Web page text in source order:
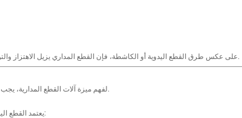
على عكس طرق القطع اليدوية أو الكاشطة، فإن القطع المداري يزيل الاهتزاز والتوزيع غير المتساوي للقوة وأخطاء المشغل - وكلها أسباب رئيسية لتكوين نتوءات.
لفهم ميزة آلات القطع المدارية، يجب علينا أن نفحص سبب فشل الطرق التقليدية في تحقيق نتائج خالية من النتوءات.
يعتمد القطع اليدوي للمنشار بشكل كبير على مهارة المشغل. تشمل المشكلات الشائعة ما يلي: